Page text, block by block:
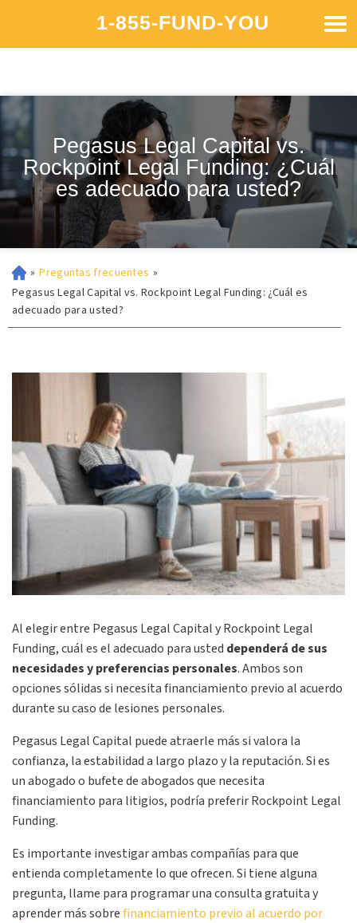
1-855-FUND-YOU
Pegasus Legal Capital vs.
Rockpoint Legal Funding: ¿Cuál
es adecuado para usted?
» Preguntas frecuentes »
Pegasus Legal Capital vs. Rockpoint Legal Funding: ¿Cuál es
adecuado para usted?
Al elegir entre Pegasus Legal Capital y Rockpoint Legal
Funding, cuál es el adecuado para usted dependerá de sus
necesidades y preferencias personales. Ambos son
opciones sólidas si necesita financiamiento previo al acuerdo
durante su caso de lesiones personales.
Pegasus Legal Capital puede atraerle más si valora la
confianza, la estabilidad a largo plazo y la reputación. Si es
un abogado o bufete de abogados que necesita
financiamiento para litigios, podría preferir Rockpoint Legal
Funding.
Es importante investigar ambas compañías para que
entienda completamente lo que ofrecen. Si tiene alguna
pregunta, llame para programar una consulta gratuita y
aprender más sobrefinanciamiento previo al acuerdo por